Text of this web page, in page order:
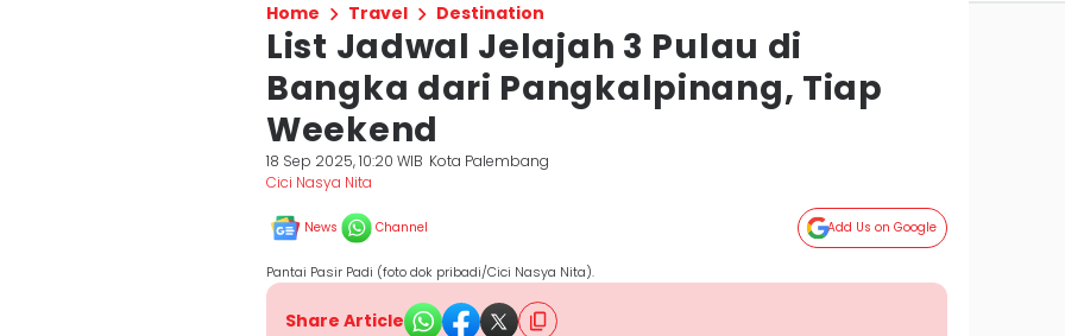
Home Travel Destination
List Jadwal Jelajah 3 Pulau di
Bangka dari Pangkalpinang, Tiap
Weekend
18 Sep 2025, 10:20 WIB Kota Palembang
Cici Nasya Nita
News Channel Add Us on Google
Pantai Pasir Padi (foto dok pribadi/Cici Nasya Nita).
Share Article